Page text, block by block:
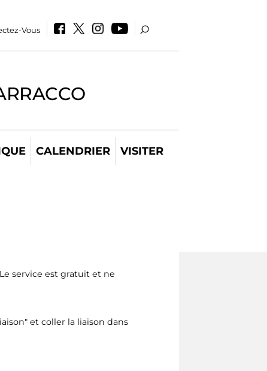
Vous
CALENDRIER VISITER
service est gratuit et ne
et coller la liaison dans